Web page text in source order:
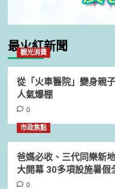
最火紅新聞
觀光消費
從「火車醫院」變身親
人氣爆棚
0
市政焦點
爸媽必收、三代同樂新
大開幕 30多項設施暑假
0